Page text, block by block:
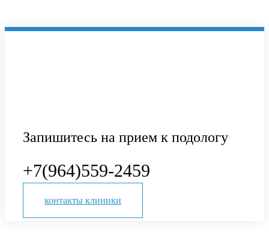
Запишитесь на прием к подологу
+7(964)559-2459
контакты клиники